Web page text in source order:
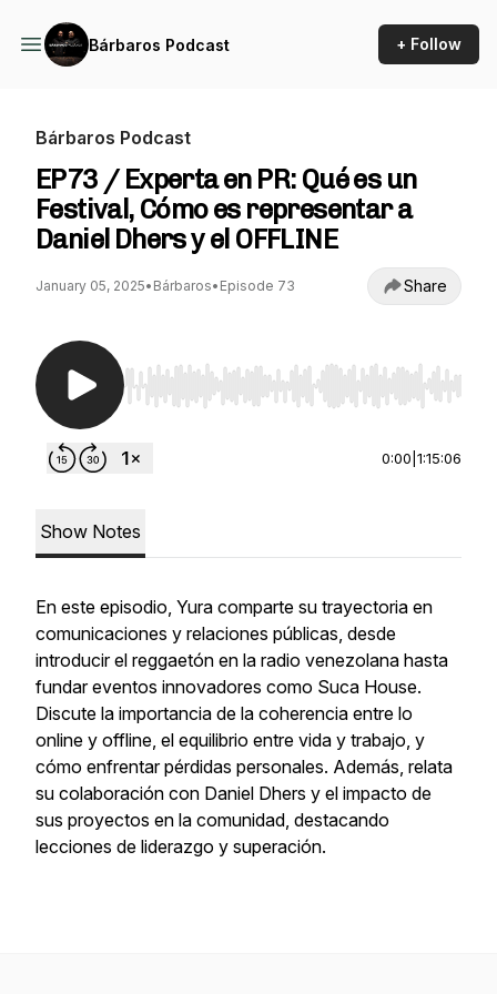
Bárbaros Podcast + Follow
Bárbaros Podcast
EP73 / Experta en PR: Qué es un
Festival, Cómo es representar a
Daniel Dhers y el OFFLINE
January 05, 2025• Bárbaros• Episode 73 Share
Use Left/Right to seek, Home/End to jump to
0:00 1:15:06
Show Notes
En este episodio, Yura comparte su trayectoria en
comunicaciones y relaciones públicas, desde
introducir el reggaetón en la radio venezolana hasta
fundar eventos innovadores como Suca House.
Discute la importancia de la coherencia entre lo
online y offline, el equilibrio entre vida y trabajo, y
cómo enfrentar pérdidas personales. Además, relata
su colaboración con Daniel Dhers y el impacto de
sus proyectos en la comunidad, destacando
lecciones de liderazgo y superación.